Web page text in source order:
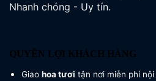
Nhanh chóng - Uy tín.
QUYỀN LỢI KHÁCH HÀNG
Giao hoa tươi tận nơi miễn phí